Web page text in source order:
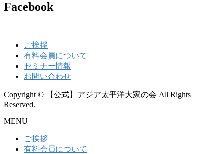
Facebook
ご挨拶
有料会員について
セミナー情報
お問い合わせ
Copyright © 【公式】アジア太平洋大家の会 All Rights
Reserved.
MENU
ご挨拶
有料会員について